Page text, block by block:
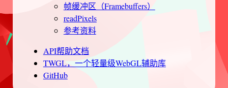
帧缓冲区（Framebuffers）
readPixels
参考资料
API帮助文档
TWGL，一个轻量级WebGL辅助库
GitHub